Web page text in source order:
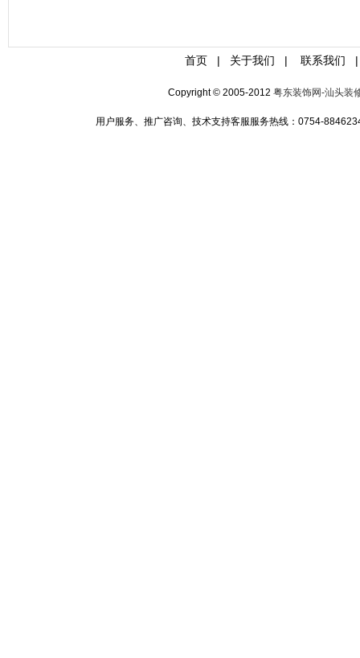
首页 | 关于我们 | 联系我们 |
Copyright © 2005-2012 粤东装饰网-汕头装
用户服务、推广咨询、技术支持客服服务热线：0754-